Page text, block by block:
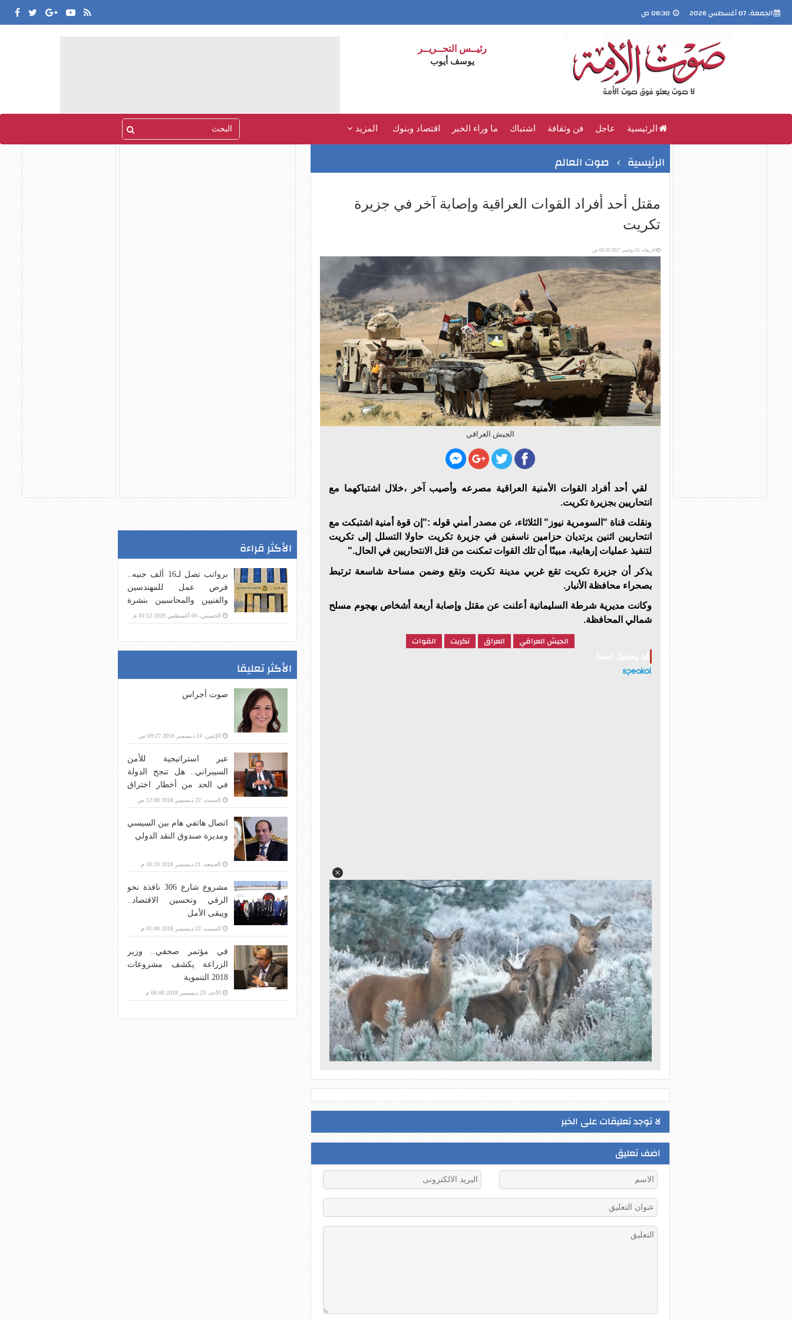
الجمعة، 07 أغسطس 2026
رئيــس التحــريــر
يوسف أيوب
الرئيسية عاجل فن وثقافة اشتباك ما وراء الخبر اقتصاد وبنوك المزيد
الرئيسية صوت العالم
مقتل أحد أفراد القوات العراقية وإصابة آخر في جزيرة
تكريت
الأربعاء، 01 نوفمبر 2017 08:30 ص
الجيش العراقي
لقي أحد أفراد القوات الأمنية العراقية مصرعه وأصيب آخر ،خلال اشتباكهما مع
انتحاريين بجزيرة تكريت.
ونقلت قناة "السومرية نيوز" الثلاثاء، عن مصدر أمني قوله :"إن قوة أمنية اشتبكت مع
انتحاريين اثنين يرتديان حزامين ناسفين في جزيرة تكريت حاولا التسلل إلى تكريت
لتنفيذ عمليات إرهابية، مبينًا أن تلك القوات تمكنت من قتل الانتحاريين في الحال."
يذكر أن جزيرة تكريت تقع غربي مدينة تكريت وتقع وضمن مساحة شاسعة ترتبط
بصحراء محافظة الأنبار .
وكانت مديرية شرطة السليمانية أعلنت عن مقتل وإصابة أربعة أشخاص بهجوم مسلح
شمالي المحافظة.
الجيش العراقي العراق تكريت القوات
لا توجد تعليقات على الخبر
اضف تعليق
الأكثر قراءة
برواتب تصل لـ16 ألف جنيه..
فرص عمل للمهندسين
والفنيين والمحاسبين بنشرة
وزارة العمل
الخميس، 06 أغسطس 2026 10:52 م
الأكثر تعليقا
صوت أجراس
الإثنين، 24 ديسمبر 2018 09:27 ص
عبر استراتيجية للأمن
السيبراني.. هل تنجح الدولة
في الحد من أخطار اختراق
بنية الاتصالات؟
السبت، 22 ديسمبر 2018 12:00 ص
اتصال هاتفي هام بين السيسي
ومديرة صندوق النقد الدولي
الجمعة، 21 ديسمبر 2018 10:19 م
مشروع شارع 306 نافذة نحو
الرقي وتحسين الاقتصاد..
ويبقى الأمل
السبت، 22 ديسمبر 2018 01:00 م
في مؤتمر صحفي.. وزير
الزراعة يكشف مشروعات
2018 التنموية
الأحد، 23 ديسمبر 2018 06:00 م